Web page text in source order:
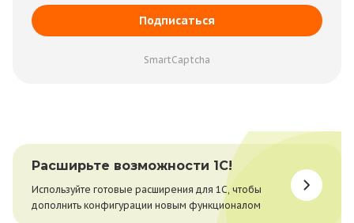
Подписаться
SmartCaptcha
Расширьте возможности 1С!
Используйте готовые расширения для 1С, чтобы
дополнить конфигурации новым функционалом